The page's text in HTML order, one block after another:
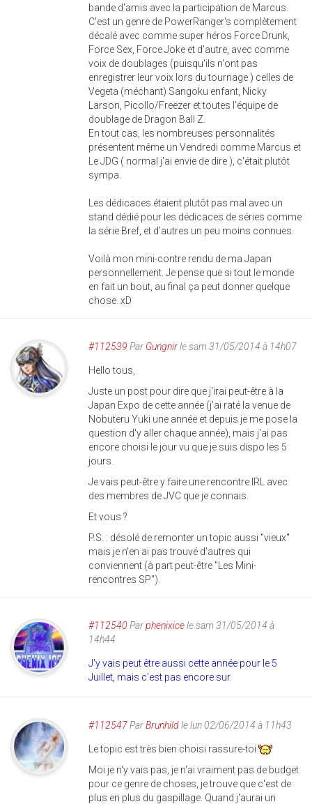
bande d'amis avec la participation de Marcus.
C'est un genre de PowerRanger's complètement
décalé avec comme super héros Force Drunk,
Force Sex, Force Joke et d'autre, avec comme
voix de doublages (puisqu'ils n'ont pas
enregistrer leur voix lors du tournage ) celles de
Vegeta (méchant) Sangoku enfant, Nicky
Larson, Picollo/Freezer et toutes l'équipe de
doublage de Dragon Ball Z.
En tout cas, les nombreuses personnalités
présentent même un Vendredi comme Marcus et
Le JDG ( normal j'ai envie de dire ), c'était plutôt
sympa.
Les dédicaces étaient plutôt pas mal avec un
stand dédié pour les dédicaces de séries comme
la série Bref, et d'autres un peu moins connues.
Voilà mon mini-contre rendu de ma Japan
personnellement. Je pense que si tout le monde
en fait un bout, au final ça peut donner quelque
chose. xD
#112539 Par Gungnirle sam 31/05/2014 à 14h07
Hello tous,
Juste un post pour dire que j'irai peut-être à la
Japan Expo de cette année (j'ai raté la venue de
Nobuteru Yuki une année et depuis je me pose la
question d'y aller chaque année), mais j'ai pas
encore choisi le jour vu que je suis dispo les 5
jours.
Je vais peut-être y faire une rencontre IRL avec
des membres de JVC que je connais.
Et vous ?
P.S. : désolé de remonter un topic aussi "vieux"
mais je n'en ai pas trouvé d'autres qui
conviennent (à part peut-être "Les Mini-
rencontres SP").
#112540 Parphenixicele sam 31/05/2014 à
14h44
J'y vais peut être aussi cette année pour le 5
Juillet, mais c'est pas encore sur.
#112547ParBrunhildle lun 02/06/2014 à 11h43
Le topic est très bien choisi rassure-toi
Moi je n'y vais pas, je n'ai vraiment pas de budget
pour ce genre de choses, je trouve que c'est de
plus en plus du gaspillage. Quand j'aurai un